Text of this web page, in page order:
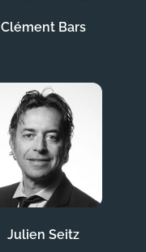
Clément Bars
Julien Seitz